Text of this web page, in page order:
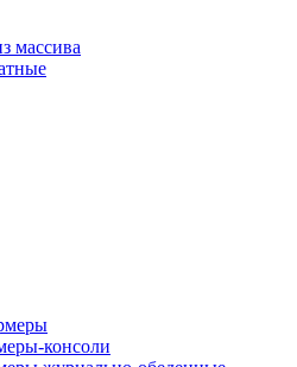
массива
консоли